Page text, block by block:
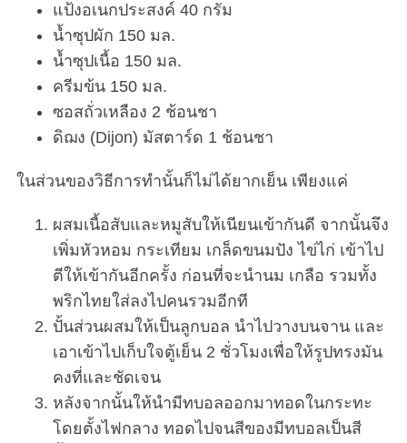
แป้งอเนกประสงค์ 40 กรัม
น้ำซุปผัก 150 มล.
น้ำซุปเนื้อ 150 มล.
ครีมข้น 150 มล.
ซอสถั่วเหลือง 2 ช้อนชา
ดิฌง (Dijon) มัสตาร์ด 1 ช้อนชา
ในส่วนของวิธีการทำนั้นก็ไม่ได้ยากเย็น เพียงแค่
ผสมเนื้อสับและหมูสับให้เนียนเข้ากันดี จากนั้นจึง
เพิ่มหัวหอม กระเทียม เกล็ดขนมปัง ไข่ไก่ เข้าไป
ตีให้เข้ากันอีกครั้ง ก่อนที่จะนำนม เกลือ รวมทั้ง
พริกไทยใส่ลงไปคนรวมอีกที
ปั้นส่วนผสมให้เป็นลูกบอล นำไปวางบนจาน และ
เอาเข้าไปเก็บใจตู้เย็น 2 ชั่วโมงเพื่อให้รูปทรงมัน
คงที่และชัดเจน
หลังจากนั้นให้นำมีทบอลออกมาทอดในกระทะ
โดยตั้งไฟกลาง ทอดไปจนสีของมีทบอลเป็นสี
S